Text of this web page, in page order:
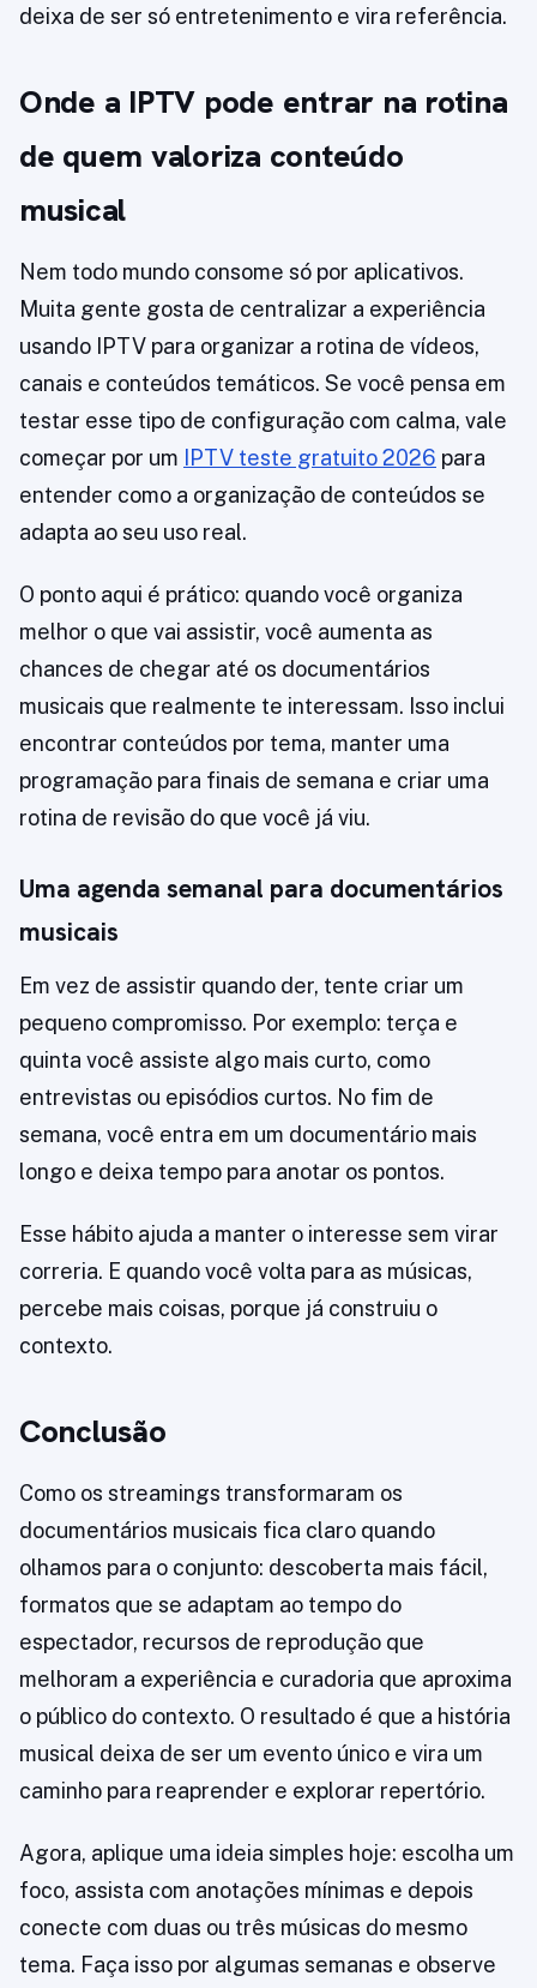
deixa de ser só entretenimento e vira referência.
Onde a IPTV pode entrar na rotina
de quem valoriza conteúdo
musical
Nem todo mundo consome só por aplicativos.
Muita gente gosta de centralizar a experiência
usando IPTV para organizar a rotina de vídeos,
canais e conteúdos temáticos. Se você pensa em
testar esse tipo de configuração com calma, vale
começar por um
IPTV teste gratuito 2026 para
entender como a organização de conteúdos se
adapta ao seu uso real.
O ponto aqui é prático: quando você organiza
melhor o que vai assistir, você aumenta as
chances de chegar até os documentários
musicais que realmente te interessam. Isso inclui
encontrar conteúdos por tema, manter uma
programação para finais de semana e criar uma
rotina de revisão do que você já viu.
Uma agenda semanal para documentários
musicais
Em vez de assistir quando der, tente criar um
pequeno compromisso. Por exemplo: terça e
quinta você assiste algo mais curto, como
entrevistas ou episódios curtos. No fim de
semana, você entra em um documentário mais
longo e deixa tempo para anotar os pontos.
Esse hábito ajuda a manter o interesse sem virar
correria. E quando você volta para as músicas,
percebe mais coisas, porque já construiu o
contexto.
Conclusão
Como os streamings transformaram os
documentários musicais fica claro quando
olhamos para o conjunto: descoberta mais fácil,
formatos que se adaptam ao tempo do
espectador, recursos de reprodução que
melhoram a experiência e curadoria que aproxima
o público do contexto. O resultado é que a história
musical deixa de ser um evento único e vira um
caminho para reaprender e explorar repertório.
Agora, aplique uma ideia simples hoje: escolha um
foco, assista com anotações mínimas e depois
conecte com duas ou três músicas do mesmo
tema. Faça isso por algumas semanas e observe